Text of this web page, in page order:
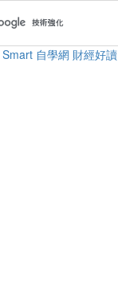
Smart 自學網 財經好讀